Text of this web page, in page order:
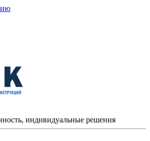
индивидуальные решения